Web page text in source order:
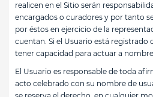
realicen en el Sitio serán
encargados o curadores y por tanto
por éstos en ejercicio de la
cuentan. Si el Usuario está registrado
tener capacidad para actuar a
El Usuario es responsable de toda
acto celebrado con su nombre de